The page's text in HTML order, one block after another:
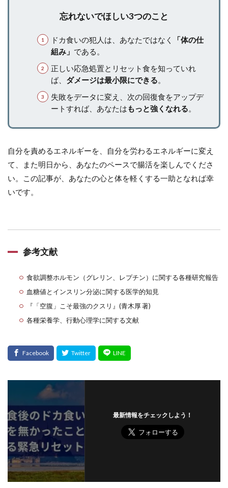
忘れないでほしい3つのこと
ドカ食いの犯人は、あなたではなく
「体の仕
組み」 である。
正しい応急処置とリセット食を知っていれ
ば、 ダメージは最小限にできる。
失敗をデータに変え、次の回復食をアップデ
ートすれば、あなたはもっと強くなれる。
自分を責めるエネルギーを、自分を労わるエネルギーに変え
て、また明日から、あなたのペースで腸活を楽しんでくださ
い。この記事が、あなたの心と体を軽くする一助となれば幸
いです。
参考文献
食欲調整ホルモン（グレリン、レプチン）に関する各種研究報告
血糖値とインスリン分泌に関する医学的知見
『「空腹」こそ最強のクスリ』(青木厚 著)
各種栄養学、行動心理学に関する文献
最新情報をチェックしよう！